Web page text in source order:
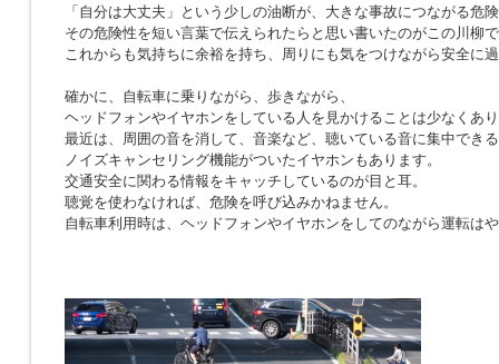
「自分は大丈夫」という少しの油断が、大きな事故につながる危
その危険性を短い言葉で伝えられたらと思い書いたのがこの川柳
これからも気持ちに余裕を持ち、周りにも気をつけながら安全に
確かに、自転車に乗りながら、歩きながら、
ヘッドフォンやイヤホンをしている人を見かけることは少なくあ
最近は、周囲の音を消して、音楽など、聴いている音に集中できる
ノイズキャンセリング機能がついたイヤホンもあります。
交通安全に関わる情報をキャッチしているのが目と耳。
聴覚を使わなければ、危険を呼び込みかねません。
自転車利用時は、ヘッドフォンやイヤホンをしてのながら運転は